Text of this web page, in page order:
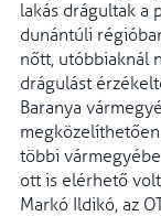
lakás drágultak a
dunántúli
nőtt, utóbbiaknál
drágulást
Baranya
többi
ott is elérhető
Markó Ildikó, az